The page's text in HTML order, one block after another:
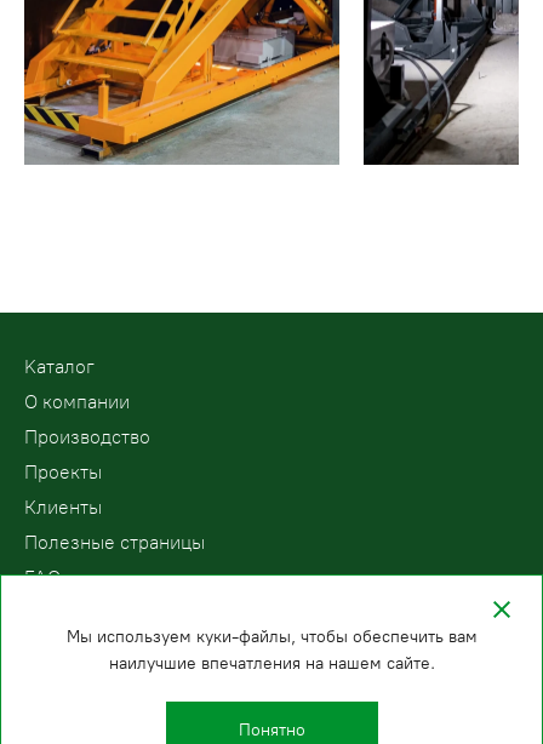
Kаталог
О компании
Производство
Проекты
Клиенты
Полезные страницы
FAQ
8 (800) 200-78-15
Мы используем куки-файлы, чтобы обеспечить вам
наилучшие впечатления на нашем сайте.
Понятно